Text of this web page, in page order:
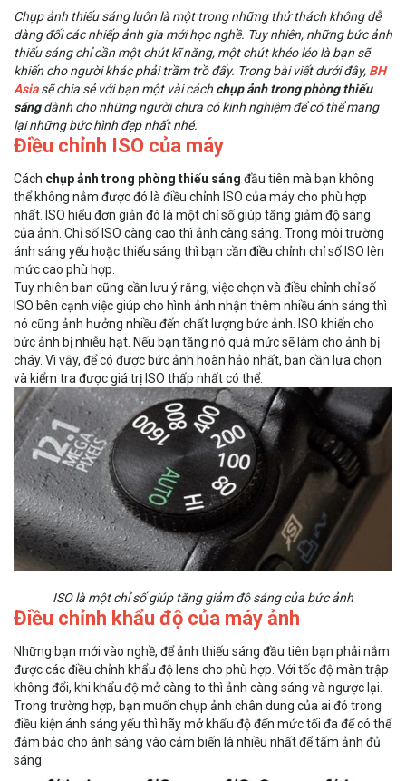
Chụp ảnh thiếu sáng luôn là một trong những thử thách không dễ
dàng đối các nhiếp ảnh gia mới học nghề. Tuy nhiên, những bức ảnh
thiếu sáng chỉ cần một chút kĩ năng, một chút khéo léo là bạn sẽ
khiến cho người khác phải trầm trồ đấy. Trong bài viết dưới đây, BH
Asiasẽ chia sẻ với bạn một vài cách chụp ảnh trong phòng thiếu
sángdành cho những người chưa có kinh nghiệm để có thể mang
lại những bức hình đẹp nhất nhé.
Điều chỉnh ISO của máy
Cách chụp ảnh trong phòng thiếu sáng đầu tiên mà bạn không
thể không nắm được đó là điều chỉnh ISO của máy cho phù hợp
nhất. ISO hiểu đơn giản đó là một chỉ số giúp tăng giảm độ sáng
của ảnh. Chỉ số ISO càng cao thì ảnh càng sáng. Trong môi trường
ánh sáng yếu hoặc thiếu sáng thì bạn cần điều chỉnh chỉ số ISO lên
mức cao phù hợp.
Tuy nhiên bạn cũng cần lưu ý rằng, việc chọn và điều chỉnh chỉ số
ISO bên cạnh việc giúp cho hình ảnh nhận thêm nhiều ánh sáng thì
nó cũng ảnh hưởng nhiều đến chất lượng bức ảnh. ISO khiến cho
bức ảnh bị nhiễu hạt. Nếu bạn tăng nó quá mức sẽ làm cho ảnh bị
cháy. Vì vậy, để có được bức ảnh hoàn hảo nhất, bạn cần lựa chọn
và kiểm tra được giá trị ISO thấp nhất có thể.
ISO là một chỉ số giúp tăng giảm độ sáng của bức ảnh
Điều chỉnh khẩu độ của máy ảnh
Những bạn mới vào nghề, để ảnh thiếu sáng đầu tiên bạn phải nắm
được các điều chỉnh khẩu độ lens cho phù hợp. Với tốc độ màn trập
không đổi, khi khẩu độ mở càng to thì ảnh càng sáng và ngược lại.
Trong trường hợp, bạn muốn chụp ảnh chân dung của ai đó trong
điều kiện ánh sáng yếu thì hãy mở khẩu độ đến mức tối đa để có thể
đảm bảo cho ánh sáng vào cảm biến là nhiều nhất để tấm ảnh đủ
sáng.